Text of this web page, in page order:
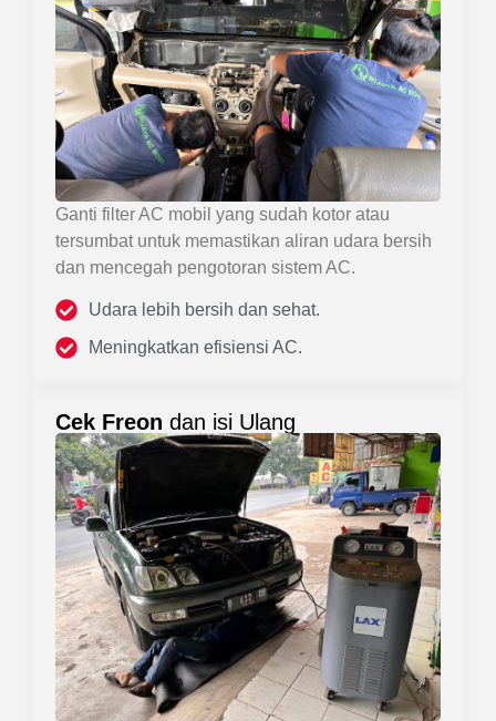
Ganti filter AC mobil yang sudah kotor atau
tersumbat untuk memastikan aliran udara bersih
dan mencegah pengotoran sistem AC.
Udara lebih bersih dan sehat.
Meningkatkan efisiensi AC.
Cek Freon dan isi Ulang